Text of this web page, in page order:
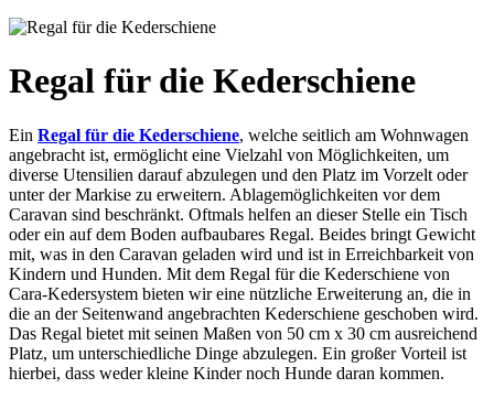
Regal für die Kederschiene
Ein Regal für die Kederschiene, welche seitlich am Wohnwagen
angebracht ist, ermöglicht eine Vielzahl von Möglichkeiten, um
diverse Utensilien darauf abzulegen und den Platz im Vorzelt oder
unter der Markise zu erweitern. Ablagemöglichkeiten vor dem
Caravan sind beschränkt. Oftmals helfen an dieser Stelle ein Tisch
oder ein auf dem Boden aufbaubares Regal. Beides bringt Gewicht
mit, was in den Caravan geladen wird und ist in Erreichbarkeit von
Kindern und Hunden. Mit dem Regal für die Kederschiene von
Cara-Kedersystem bieten wir eine nützliche Erweiterung an, die in
die an der Seitenwand angebrachten Kederschiene geschoben wird.
Das Regal bietet mit seinen Maßen von 50 cm x 30 cm ausreichend
Platz, um unterschiedliche Dinge abzulegen. Ein großer Vorteil ist
hierbei, dass weder kleine Kinder noch Hunde daran kommen.